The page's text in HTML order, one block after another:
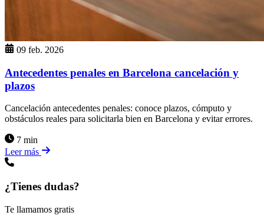
09 feb. 2026
Antecedentes penales en Barcelona cancelación y
plazos
Cancelación antecedentes penales: conoce plazos, cómputo y
obstáculos reales para solicitarla bien en Barcelona y evitar errores.
7 min
Leer más
¿Tienes dudas?
Te llamamos gratis